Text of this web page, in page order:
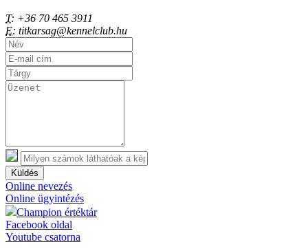
T: +36 70 465 3911
E: titkarsag@kennelclub.hu
Küldés
Online nevezés
Online ügyintézés
Champion értéktár
Facebook oldal
Youtube csatorna